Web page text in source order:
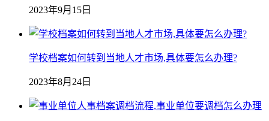
2023年9月15日
学校档案如何转到当地人才市场,具体要怎么办理?
2023年8月24日